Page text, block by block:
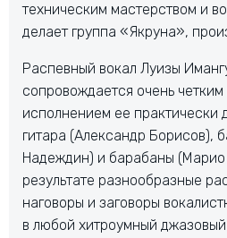
техническим мастерством и
делает группа «Якруна»,
Распевный вокал Луизы
сопровождается очень
исполнением ее практически
гитара (Александр Борисов),
Надеждин) и барабаны (Марио
результате разнообразные
наговоры и заговоры
в любой хитроумный